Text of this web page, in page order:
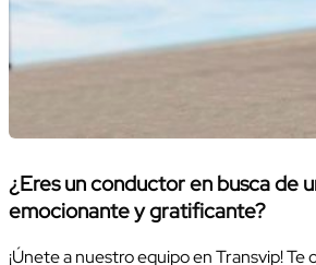
¿Eres un conductor en busca de
emocionante y gratificante?
¡Únete a nuestro equipo en Transvip! Te